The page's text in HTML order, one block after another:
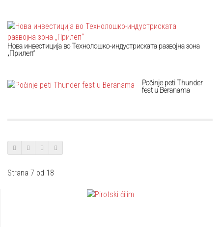
Нова инвестиција во Технолошко-индустриската развојна зона
„Прилеп“
Počinje peti Thunder
fest u Beranama
Strana 7 od 18